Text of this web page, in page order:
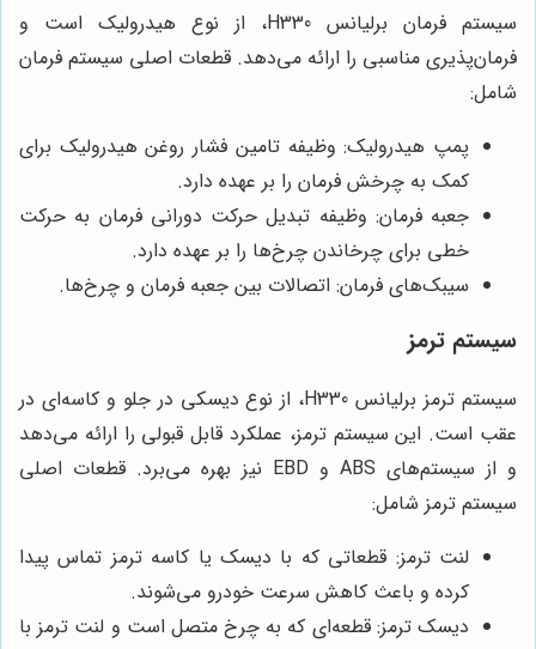
سیستم فرمان برلیانس H330، از نوع هیدرولیک است و
فرمان‌پذیری مناسبی را ارائه می‌دهد. قطعات اصلی سیستم فرمان
شامل:
پمپ هیدرولیک: وظیفه تامین فشار روغن هیدرولیک برای
کمک به چرخش فرمان را بر عهده دارد.
جعبه فرمان: وظیفه تبدیل حرکت دورانی فرمان به حرکت
خطی برای چرخاندن چرخ‌ها را بر عهده دارد.
سیبک‌های فرمان: اتصالات بین جعبه فرمان و چرخ‌ها.
سیستم ترمز
سیستم ترمز برلیانس H330، از نوع دیسکی در جلو و کاسه‌ای در
عقب است. این سیستم ترمز، عملکرد قابل قبولی را ارائه می‌دهد
و از سیستم‌های ABS و EBD نیز بهره می‌برد. قطعات اصلی
سیستم ترمز شامل:
لنت ترمز: قطعاتی که با دیسک یا کاسه ترمز تماس پیدا
کرده و باعث کاهش سرعت خودرو می‌شوند.
دیسک ترمز: قطعه‌ای که به چرخ متصل است و لنت ترمز با